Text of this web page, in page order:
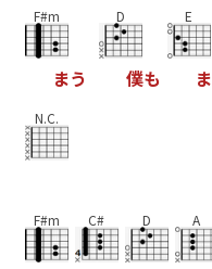
F#m
まう
D
僕も
E
ま
N.C.
F#m C# D A